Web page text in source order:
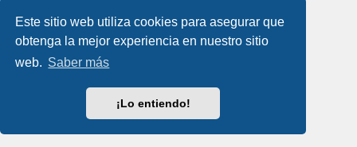
Este sitio web utiliza cookies para asegurar que
obtenga la mejor experiencia en nuestro sitio
web. Saber más
¡Lo entiendo!
Privacidad| Condiciones